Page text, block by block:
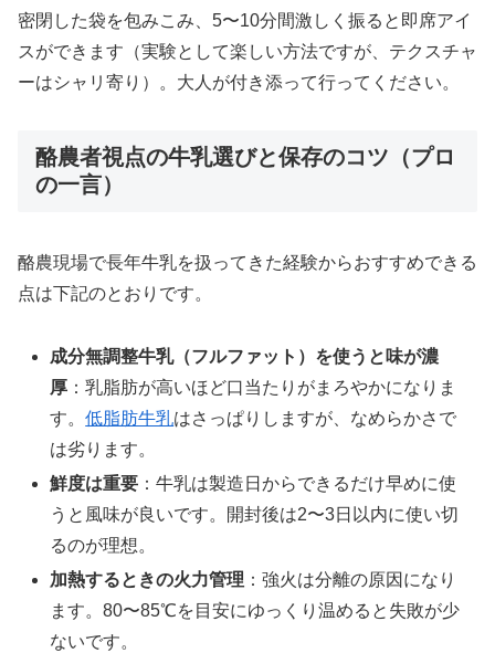
密閉した袋を包みこみ、5〜10分間激しく振ると即席アイ
スができます（実験として楽しい方法ですが、テクスチャ
ーはシャリ寄り）。大人が付き添って行ってください。
酪農者視点の牛乳選びと保存のコツ（プロ
の一言）
酪農現場で長年牛乳を扱ってきた経験からおすすめできる
点は下記のとおりです。
成分無調整牛乳（フルファット）を使うと味が濃
厚 ：乳脂肪が高いほど口当たりがまろやかになりま
す。低脂肪牛乳はさっぱりしますが、なめらかさで
は劣ります。
鮮度は重要 ：牛乳は製造日からできるだけ早めに使
うと風味が良いです。開封後は2〜3日以内に使い切
るのが理想。
加熱するときの火力管理 ：強火は分離の原因になり
ます。80〜85℃を目安にゆっくり温めると失敗が少
ないです。